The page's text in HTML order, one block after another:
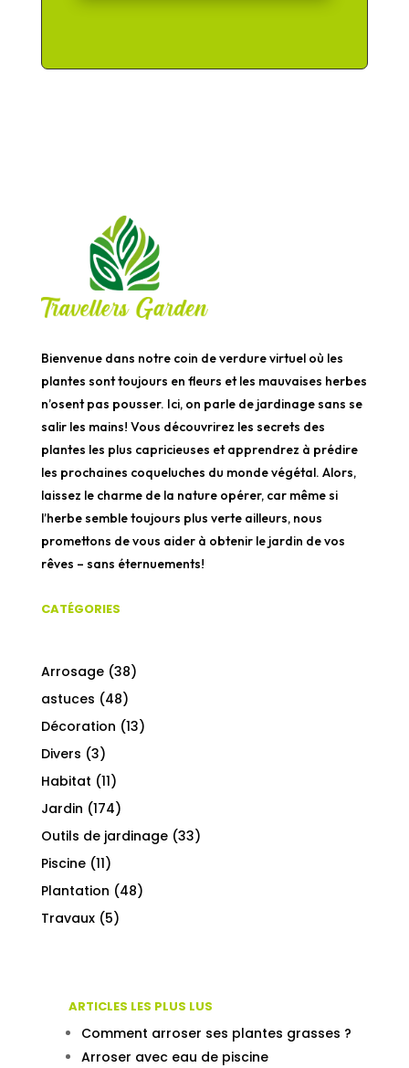
Bienvenue dans notre coin de verdure virtuel où les
plantes sont toujours en fleurs et les mauvaises herbes
n’osent pas pousser. Ici, on parle de jardinage sans se
salir les mains! Vous découvrirez les secrets des
plantes les plus capricieuses et apprendrez à prédire
les prochaines coqueluches du monde végétal. Alors,
laissez le charme de la nature opérer, car même si
l’herbe semble toujours plus verte ailleurs, nous
promettons de vous aider à obtenir le jardin de vos
rêves – sans éternuements!
CATÉGORIES
Arrosage(38)
astuces (48)
Décoration (13)
Divers (3)
Habitat (11)
Jardin (174)
Outils de jardinage(33)
Piscine(11)
Plantation (48)
Travaux(5)
ARTICLES LES PLUS LUS
Comment arroser ses plantes grasses ?
Arroser avec eau de piscine